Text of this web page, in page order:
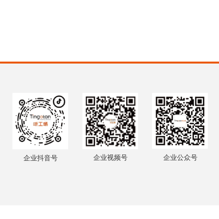
企业抖音号 企业视频号 企业公众号